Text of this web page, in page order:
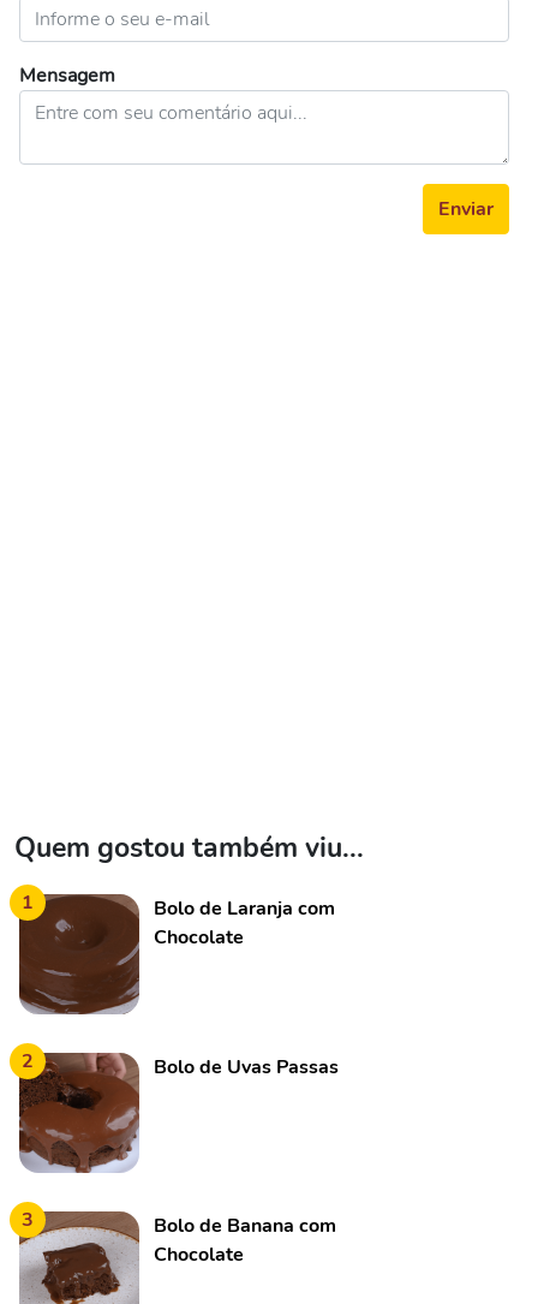
Mensagem
Enviar
Quem gostou também viu...
1
Bolo de Laranja com
Chocolate
2 Bolo de Uvas Passas
3
Bolo de Banana com
Chocolate